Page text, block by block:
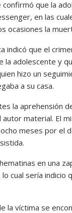
confirmó que la
en las
ocasiones la
indicó que el
la adolescente y
hizo un
a su casa.
la aprehensión
material. El
meses por el
en una
cual sería indicio
la víctima se